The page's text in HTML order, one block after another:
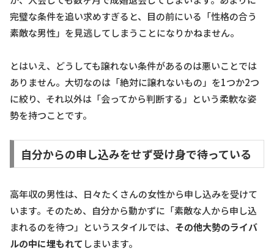
完璧な条件を追い求めすぎると、目の前にいる「性格の合う
素敵な男性」を見逃してしまうことになりかねません。
とはいえ、どうしても譲れない条件があるのは悪いことでは
ありません。大切なのは「絶対に譲れないもの」を1つか2つ
に絞り、それ以外は「会ってから判断する」という柔軟な姿
勢を持つことです。
自分からの申し込みをせず受け身で待っている
高年収の男性は、日々たくさんの女性から申し込みを受けて
います。そのため、自分から動かずに「素敵な人から申し込
まれるのを待つ」というスタイルでは、 その他大勢のライバ
ルの中に埋もれて しまいます。